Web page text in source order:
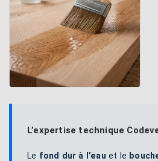
L’expertise technique
Le fond dur à l’eau et le